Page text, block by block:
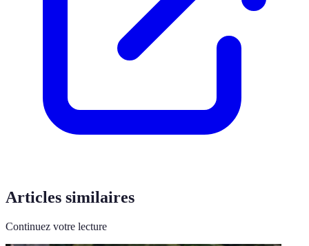
Articles similaires
Continuez votre lecture